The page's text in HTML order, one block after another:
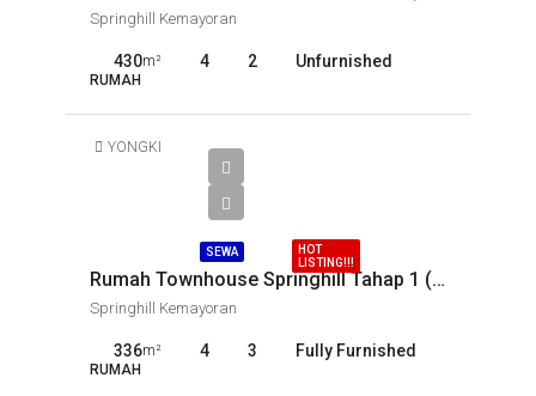
Springhill Kemayoran
430m² 4 2 Unfurnished
RUMAH
YONGKI
HOT
LISTING!!!
SEWA
Rumah Townhouse Springhill Tahap 1 (SKC-13784)
Springhill Kemayoran
336m² 4 3 Fully Furnished
RUMAH